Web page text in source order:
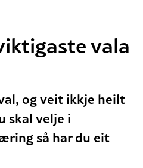
vala
og veit ikkje heilt
skal velje i
så har du eit